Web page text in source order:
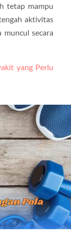
tetap mampu
aktivitas
secara
yang Perlu